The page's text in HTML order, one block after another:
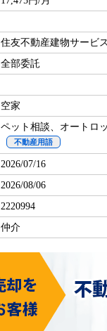
住友不動産建物サービス
全部委託
空家
ペット相談、オートロ
不動産用語
2026/07/16
2026/08/06
2220994
仲介